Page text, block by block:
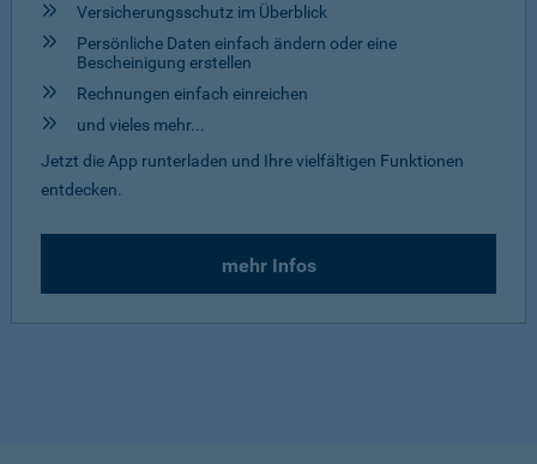
Versicherungsschutz im Überblick
Persönliche Daten einfach ändern oder eine
Bescheinigung erstellen
Rechnungen einfach einreichen
und vieles mehr...
Jetzt die App runterladen und Ihre vielfältigen Funktionen
entdecken.
mehr Infos